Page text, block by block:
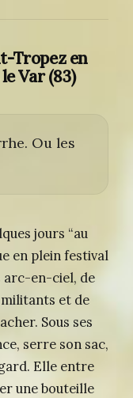
Tropez en
Var (83)
Ou les
jours “au
en plein festival
arc-en-ciel, de
et de
Sous ses
serre son sac,
Elle entre
une bouteille